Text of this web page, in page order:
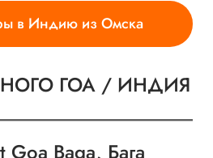
в Индию из Омска
ГОА / ИНДИЯ
Goa Baga, Бага